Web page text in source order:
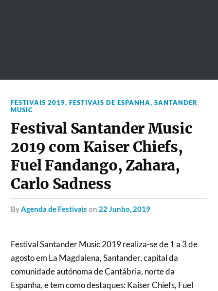
FESTIVAIS 2019,FESTIVAIS DE ESPANHA,SANTANDER
MUSIC
Festival Santander Music
2019 com Kaiser Chiefs,
Fuel Fandango, Zahara,
Carlo Sadness
byAgenda de Festivais on 22 Junho, 2019
Festival Santander Music 2019 realiza-se de 1 a 3 de
agosto em La Magdalena, Santander, capital da
comunidade autónoma de Cantábria, norte da
Espanha, e tem como destaques: Kaiser Chiefs, Fuel